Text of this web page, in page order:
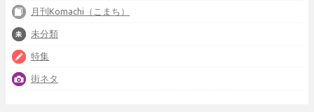
月刊Komachi（こまち）
未分類
特集
街ネタ